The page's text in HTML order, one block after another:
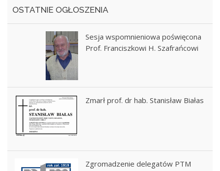
OSTATNIE OGŁOSZENIA
Sesja wspomnieniowa poświęcona
Prof. Franciszkowi H. Szafrańcowi
Zmarł prof. dr hab. Stanisław Białas
Zgromadzenie delegatów PTM